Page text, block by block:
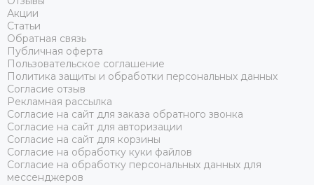
Акции
Статьи
Обратная связь
Публичная оферта
Пользовательское соглашение
Политика защиты и обработки персональных данных
Согласие отзыв
Рекламная рассылка
Согласие на сайт для заказа обратного звонка
Согласие на сайт для авторизации
Согласие на сайт для корзины
Согласие на обработку куки файлов
Согласие на обработку персональных данных для
мессенджеров